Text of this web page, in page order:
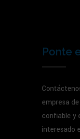
Ponte
empresa
confiable y
interesado